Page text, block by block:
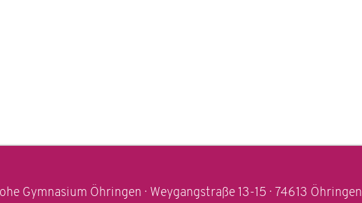
Gymnasium Öhringen · Weygangstraße 13-15 · 74613 Öhringen